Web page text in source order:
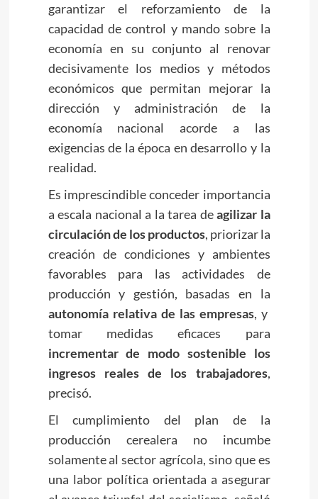
garantizar el reforzamiento de la
capacidad de control y mando sobre la
economía en su conjunto al renovar
decisivamente los medios y métodos
económicos que permitan mejorar la
dirección y administración de la
economía nacional acorde a las
exigencias de la época en desarrollo y la
realidad.
Es imprescindible conceder importancia
a escala nacional a la tarea deagilizar la
circulación de los productos, priorizar la
creación de condiciones y ambientes
favorables para las actividades de
producción y gestión, basadas en la
autonomía relativa de las empresas, y
tomar medidas eficaces para
incrementar de modo sostenible los
ingresos reales de los trabajadores,
precisó.
El cumplimiento del plan de la
producción cerealera no incumbe
solamente al sector agrícola, sino que es
una labor política orientada a asegurar